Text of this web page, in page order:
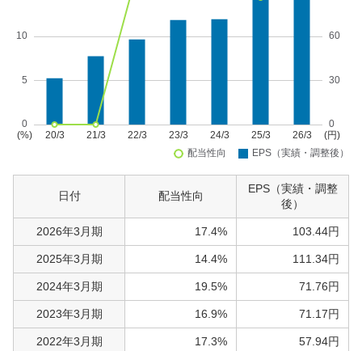
日付 配当性向
EPS（実績・調整
後）
2026年3月期 17.4% 103.44円
2025年3月期 14.4% 111.34円
2024年3月期 19.5% 71.76円
2023年3月期 16.9% 71.17円
2022年3月期 17.3% 57.94円